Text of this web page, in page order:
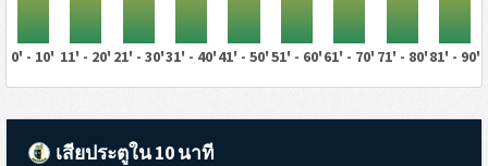
0' - 10' 11' - 20' 21' - 30'31' - 40'41' - 50'51' - 60'61' - 70' 71' - 80'81' - 90'
เสียประตูใน 10 นาที